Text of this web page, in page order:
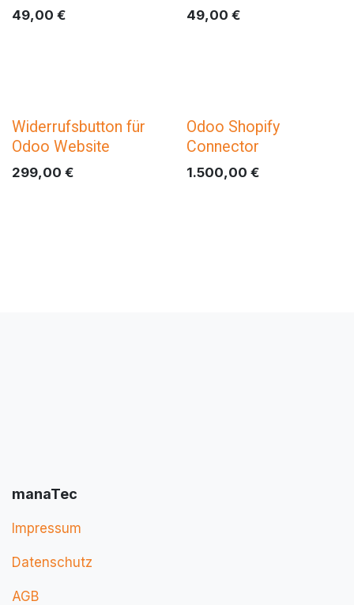
49,00 € 49,00 €
Widerrufsbutton für
Odoo Website
299,00 €
Odoo Shopify
Connector
1.500,00 €
manaTec
Impressum
Datenschutz
AGB